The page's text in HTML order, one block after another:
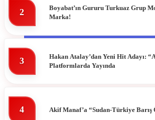
2
Boyabat’ın Gururu Turkuaz Grup
Marka!
3
Hakan Atalay’dan Yeni Hit Adayı:
Platformlarda Yayında
4 Akif Manaf’a “Sudan-Türkiye